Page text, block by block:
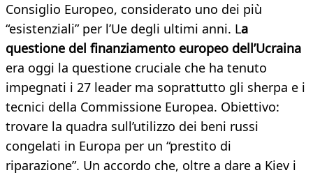
Consiglio Europeo, considerato uno dei più
“esistenziali” per l’Ue degli ultimi anni. La
questione del finanziamento europeo dell’Ucraina
era oggi la questione cruciale che ha tenuto
impegnati i 27 leader ma soprattutto gli sherpa e i
tecnici della Commissione Europea. Obiettivo:
trovare la quadra sull’utilizzo dei beni russi
congelati in Europa per un “prestito di
riparazione”. Un accordo che, oltre a dare a Kiev i